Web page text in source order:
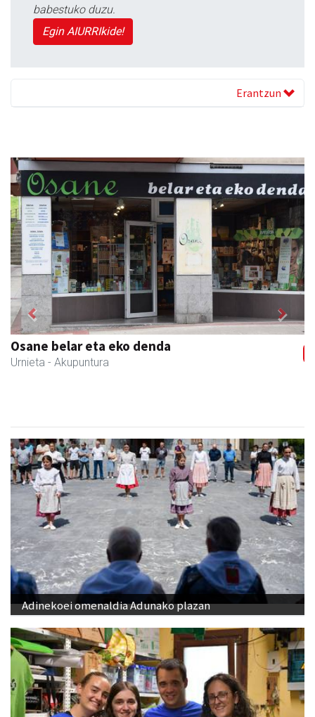
babestuko duzu.
Egin AIURRIkide!
Erantzun
Osane belar eta eko denda
Urnieta - Akupuntura
Previous Next
Adinekoei omenaldia Adunako plazan